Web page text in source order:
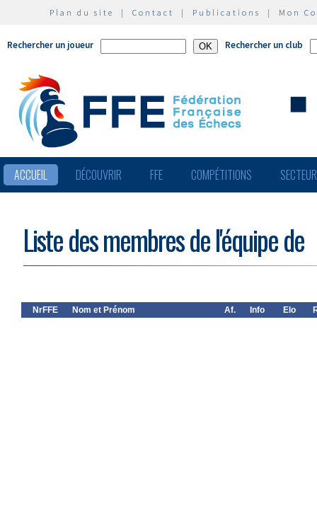
Plan du site | Contact | Publications | Mon
Rechercher un joueur Rechercher un club
ACCUEIL DÉCOUVRIR FFE COMPÉTITIONS
Liste des membres de l'équipe de
NrFFE Nom et Prénom Af. Info Elo